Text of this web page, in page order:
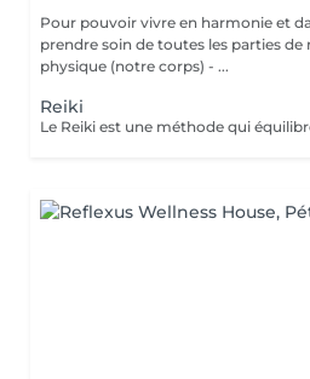
Pour pouvoir vivre en harmonie et
prendre soin de toutes les parties de notre
physique (notre corps) - ...
Reiki